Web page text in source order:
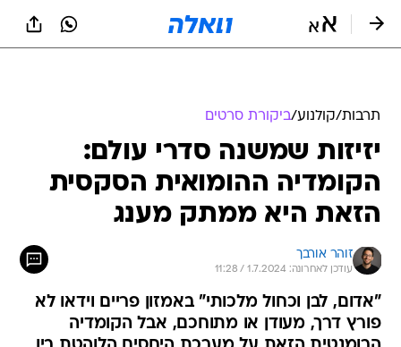
תרבות/קולנוע/ביקורת סרטים
יזיזות שמשנה סדרי עולם:
הקומדיה ההומואית הסקסית
הזאת היא ממתק מענג
זוהר אורבך
עודכן לאחרונה: 1.7.2024 / 11:28
"אדום, לבן וכחול מלכותי" באמזון פריים וידאו לא
פורץ דרך, מעודן או מתוחכם, אבל הקומדיה